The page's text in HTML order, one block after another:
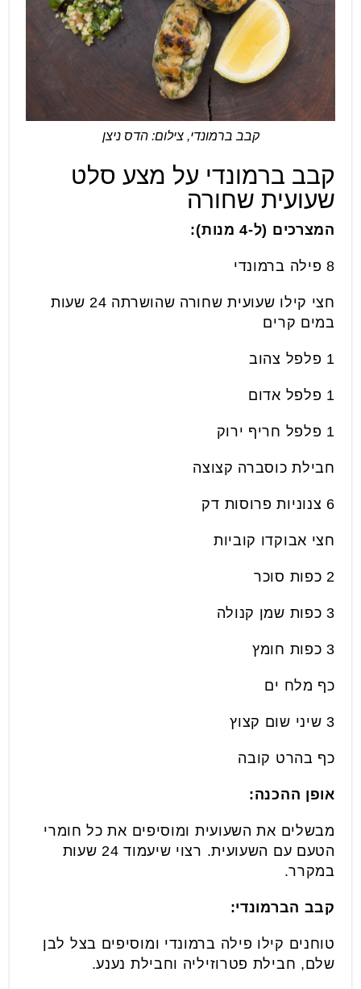
קבב ברמונדי, צילום: הדס ניצן
קבב ברמונדי על מצע סלט
שעועית שחורה
המצרכים (ל-4 מנות):
8 פילה ברמונדי
חצי קילו שעועית שחורה שהושרתה 24 שעות
במים קרים
1 פלפל צהוב
1 פלפל אדום
1 פלפל חריף ירוק
חבילת כוסברה קצוצה
6 צנוניות פרוסות דק
חצי אבוקדו קוביות
2 כפות סוכר
3 כפות שמן קנולה
3 כפות חומץ
כף מלח ים
3 שיני שום קצוץ
כף בהרט קובה
אופן ההכנה:
מבשלים את השעועית ומוסיפים את כל חומרי
הטעם עם השעועית. רצוי שיעמוד 24 שעות
במקרר.
קבב הברמונדי:
טוחנים קילו פילה ברמונדי ומוסיפים בצל לבן
שלם, חבילת פטרוזיליה וחבילת נענע.